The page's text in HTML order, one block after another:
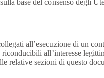
base del consenso degli
all’esecuzione di un
all’interesse
relative sezioni di questo